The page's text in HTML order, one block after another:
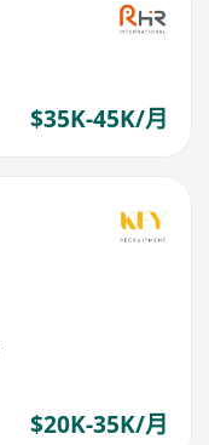
$35K-45K/月
$20K-35K/月